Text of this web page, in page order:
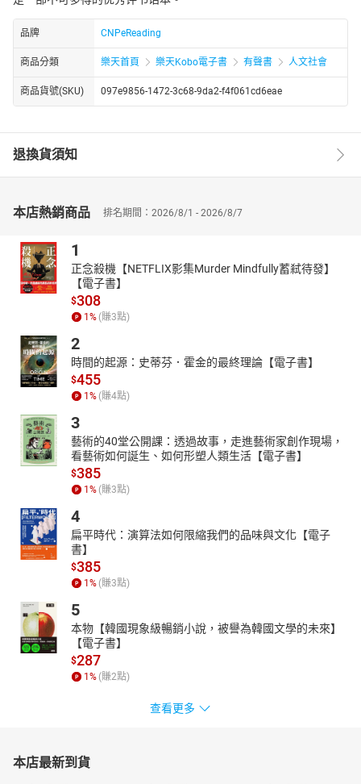
品牌 CNPeReading
商品分類 樂天首頁 樂天Kobo電子書 有聲書 人文社會
商品貨號(SKU) 097e9856-1472-3c68-9da2-f4f061cd6eae
退換貨須知
本店熱銷商品 排名期間：2026/8/1 - 2026/8/7
1
正念殺機【NETFLIX影集Murder Mindfully蓄弒待發】
【電子書】
$308
1% (賺3點)
2
時間的起源：史蒂芬．霍金的最終理論【電子書】
$455
1% (賺4點)
3
藝術的40堂公開課：透過故事，走進藝術家創作現場，
看藝術如何誕生、如何形塑人類生活【電子書】
$385
1% (賺3點)
4
扁平時代：演算法如何限縮我們的品味與文化【電子
書】
$385
1% (賺3點)
5
本物【韓國現象級暢銷小說，被譽為韓國文學的未來】
【電子書】
$287
1% (賺2點)
查看更多
本店最新到貨